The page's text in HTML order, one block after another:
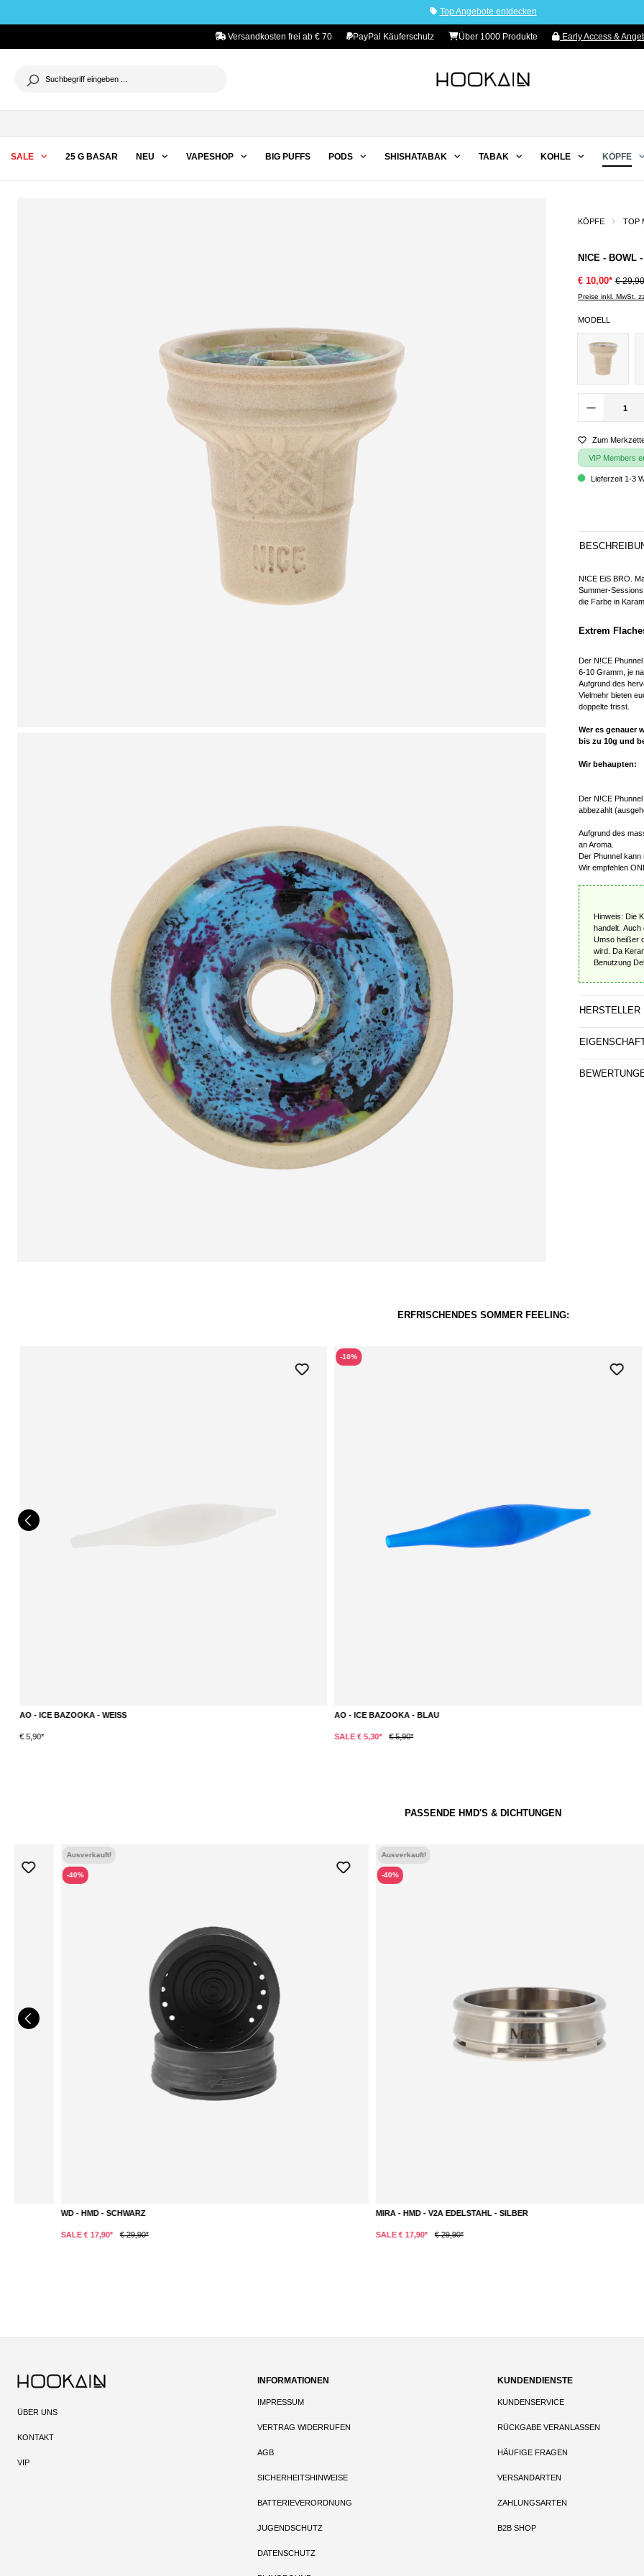
Top Angebote entdecken
Versandkosten frei ab € 70 PayPal Käuferschutz Über 1000 Produkte Early Access &
SALE 25 G BASAR NEU VAPESHOP BIG PUFFS PODS SHISHATABAK TABAK KOHLE KÖPFE
KÖPFE TOP
N!CE - BOWL
€ 10,00* €
Preise inkl. MwSt.
MODELL
Zum
VIP Members
Lieferzeit 1-3
N!CE EiS BRO.
Summer-
die Farbe in
Extrem
Der N!CE
6-10 Gramm, je
Aufgrund des
Vielmehr bieten
doppelte frisst.
Wer es genauer
bis zu 10g und
Wir behaupten:
Der N!CE
abbezahlt
Aufgrund des
an Aroma.
Der Phunnel kann
Wir empfehlen
Hinweis: Die
handelt. Auch
Umso heißer
wird. Da
Benutzung
HERSTELLER
ERFRISCHENDES SOMMER FEELING:
AO - ICE BAZOOKA - WEISS
€ 5,90*
-10%
AO - ICE BAZOOKA - BLAU
SALE € 5,30* € 5,90*
PASSENDE HMD'S & DICHTUNGEN
-40%
WD - HMD - SCHWARZ
SALE € 17,90* € 29,90*
-40%
MIRA - HMD - V2A EDELSTAHL - SILBER
SALE € 17,90* € 29,90*
DETAILS
ÜBER UNS
KONTAKT
VIP
INFORMATIONEN
IMPRESSUM
VERTRAG WIDERRUFEN
AGB
SICHERHEITSHINWEISE
BATTERIEVERORDNUNG
JUGENDSCHUTZ
DATENSCHUTZ
KUNDENDIENSTE
KUNDENSERVICE
RÜCKGABE VERANLASSEN
HÄUFIGE FRAGEN
VERSANDARTEN
ZAHLUNGSARTEN
B2B SHOP